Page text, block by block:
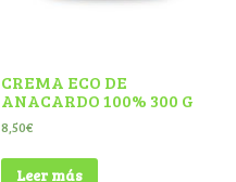
CREMA ECO DE
ANACARDO 100% 300 G
8,50€
Leer más